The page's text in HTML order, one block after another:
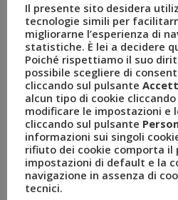
Gruppo Uvet: è
nuovo sito
GIU 16, 2016
AMEZZULLO
GRUPPO UVET,SITO INTERNET
COMUNICATI STAMPA
0
Le notizie di approfondimento
direttamente tramite tweet in
Il presente sito desidera
tecnologie simili per
migliorarne l’esperienza di
statistiche. È lei a decidere
Poiché rispettiamo il suo
possibile scegliere di
cliccando sul pulsante
alcun tipo di cookie
modificare le impostazioni e
cliccando sul pulsante
informazioni sui singoli
rifiuto dei cookie comporta il
impostazioni di default e la
navigazione in assenza di
tecnici.